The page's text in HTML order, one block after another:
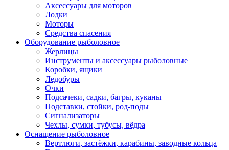
Аксессуары для моторов
Лодки
Моторы
Средства спасения
Оборудование рыболовное
Жерлицы
Инструменты и аксессуары рыболовные
Коробки, ящики
Ледобуры
Очки
Подсачеки, садки, багры, куканы
Подставки, стойки, род-поды
Сигнализаторы
Чехлы, сумки, тубусы, вёдра
Оснащение рыболовное
Вертлюги, застёжки, карабины, заводные кольца